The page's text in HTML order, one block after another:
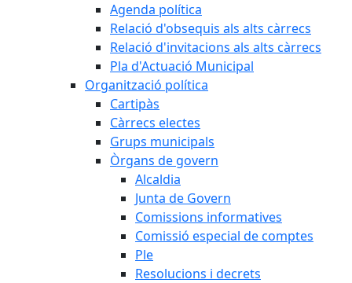
Agenda política
Relació d'obsequis als alts càrrecs
Relació d'invitacions als alts càrrecs
Pla d'Actuació Municipal
Organització política
Cartipàs
Càrrecs electes
Grups municipals
Òrgans de govern
Alcaldia
Junta de Govern
Comissions informatives
Comissió especial de comptes
Ple
Resolucions i decrets